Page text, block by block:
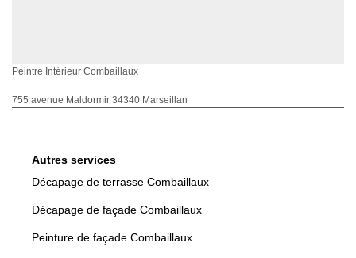
Peintre Intérieur Combaillaux
755 avenue Maldormir 34340 Marseillan
Autres services
Décapage de terrasse Combaillaux
Décapage de façade Combaillaux
Peinture de façade Combaillaux